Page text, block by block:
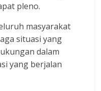
pleno.
masyarakat
situasi yang
dalam
yang berjalan